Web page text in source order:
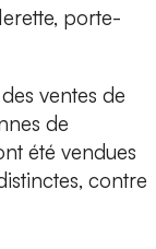
porte-
ventes de
de
été vendues
contre